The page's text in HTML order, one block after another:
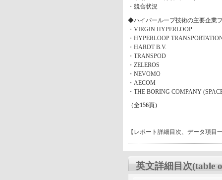
・競合状況
◆ハイパーループ技術の主要企業
・VIRGIN HYPERLOOP
・HYPERLOOP
・HARDT B.V.
・TRANSPOD
・ZELEROS
・NEVOMO
・AECOM
・THE BORING COMPANY
（全156頁）
【レポート詳細目次、データ項目
英文詳細目次(table